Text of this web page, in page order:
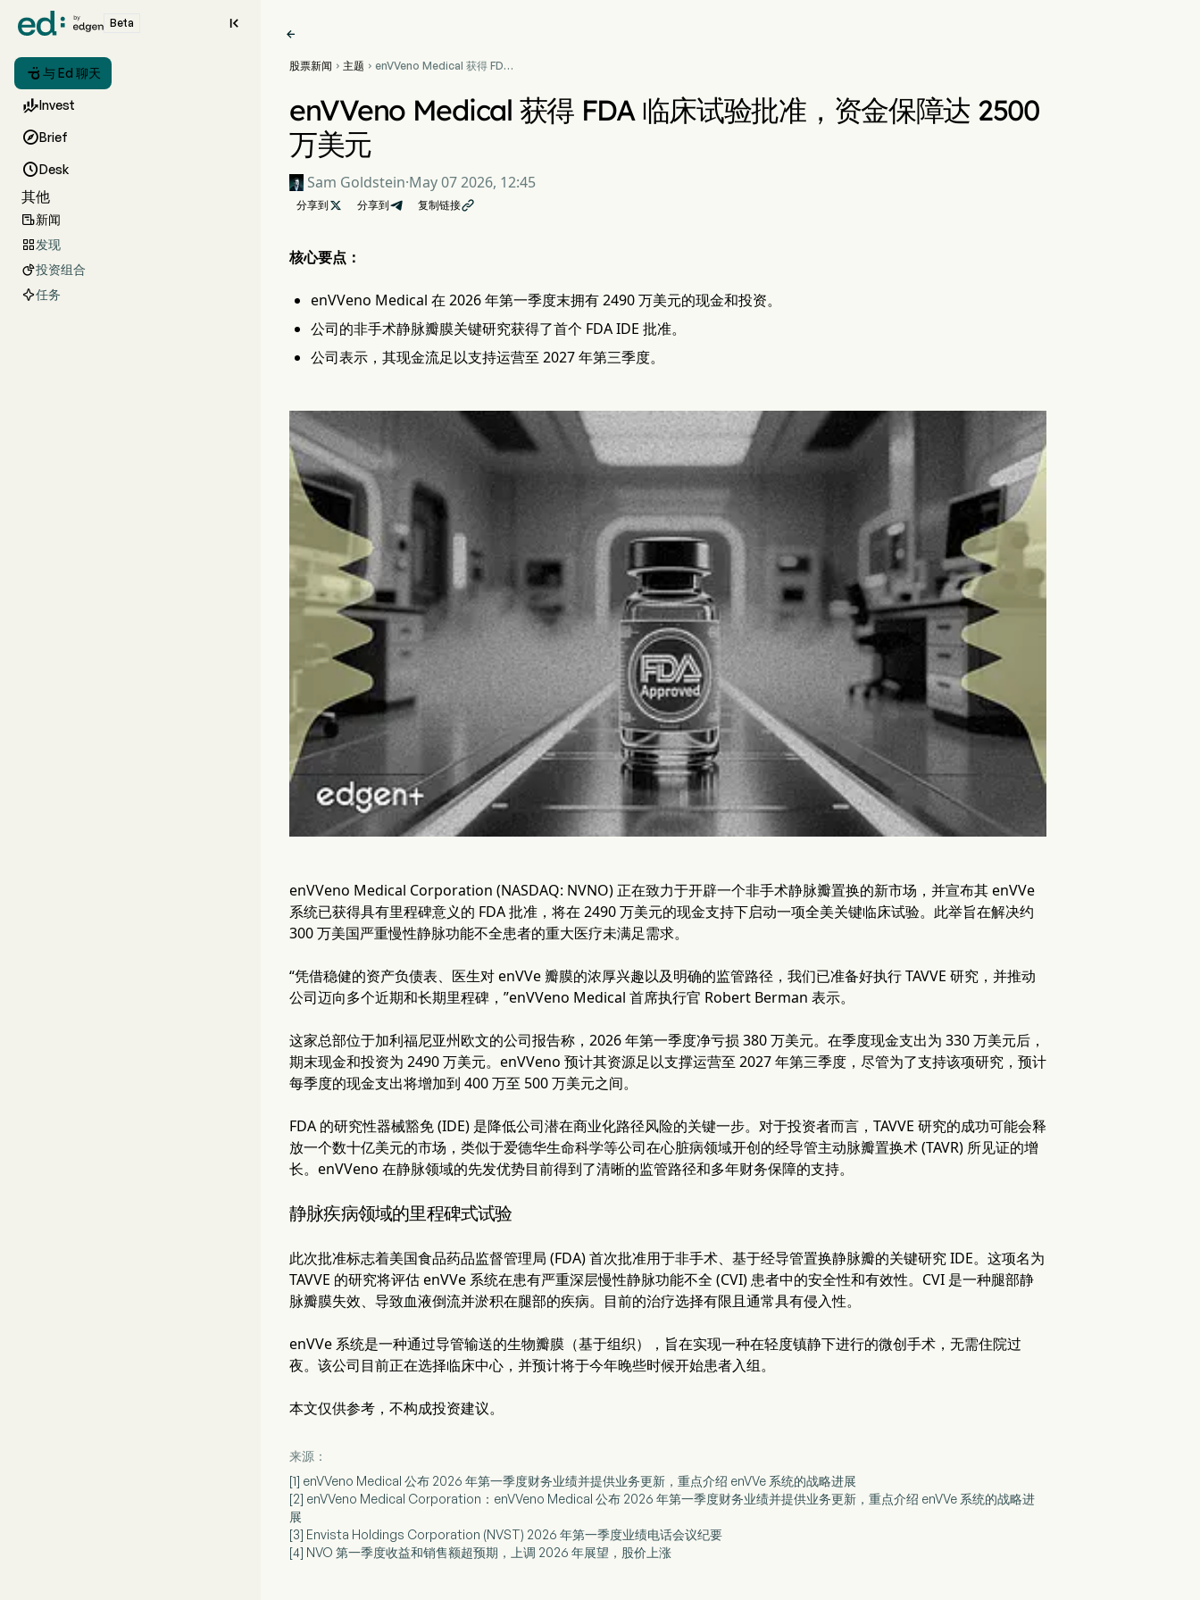
Beta 
 与 Ed 聊天
Invest
Brief
Desk
其他
新闻
发现
投资组合
任务

股票新闻  主题  enVVeno Medical 获得 FDA
enVVeno Medical 获得 FDA 临床试验批准，资金保障达 2500
万美元
Sam Goldstein·May 07 2026, 12:45
分享到  分享到 复制链接
核心要点：
enVVeno Medical 在 2026 年第一季度末拥有 2490 万美元的现金和投资。
公司的非手术静脉瓣膜关键研究获得了首个 FDA IDE 批准。
公司表示，其现金流足以支持运营至 2027 年第三季度。
enVVeno Medical Corporation (NASDAQ: NVNO) 正在致力于开辟一个非手术静脉瓣置换的新市场，并宣布其 enVVe
系统已获得具有里程碑意义的 FDA 批准，将在 2490 万美元的现金支持下启动一项全美关键临床试验。此举旨在解决约
300 万美国严重慢性静脉功能不全患者的重大医疗未满足需求。
“凭借稳健的资产负债表、医生对 enVVe 瓣膜的浓厚兴趣以及明确的监管路径，我们已准备好执行 TAVVE 研究，并推动
公司迈向多个近期和长期里程碑，”enVVeno Medical 首席执行官 Robert Berman 表示。
这家总部位于加利福尼亚州欧文的公司报告称，2026 年第一季度净亏损 380 万美元。在季度现金支出为 330 万美元后，
期末现金和投资为 2490 万美元。enVVeno 预计其资源足以支撑运营至 2027 年第三季度，尽管为了支持该项研究，预计
每季度的现金支出将增加到 400 万至 500 万美元之间。
FDA 的研究性器械豁免 (IDE) 是降低公司潜在商业化路径风险的关键一步。对于投资者而言，TAVVE 研究的成功可能会释
放一个数十亿美元的市场，类似于爱德华生命科学等公司在心脏病领域开创的经导管主动脉瓣置换术 (TAVR) 所见证的增
长。enVVeno 在静脉领域的先发优势目前得到了清晰的监管路径和多年财务保障的支持。
静脉疾病领域的里程碑式试验
此次批准标志着美国食品药品监督管理局 (FDA) 首次批准用于非手术、基于经导管置换静脉瓣的关键研究 IDE。这项名为
TAVVE 的研究将评估 enVVe 系统在患有严重深层慢性静脉功能不全 (CVI) 患者中的安全性和有效性。CVI 是一种腿部静
脉瓣膜失效、导致血液倒流并淤积在腿部的疾病。目前的治疗选择有限且通常具有侵入性。
enVVe 系统是一种通过导管输送的生物瓣膜（基于组织），旨在实现一种在轻度镇静下进行的微创手术，无需住院过
夜。该公司目前正在选择临床中心，并预计将于今年晚些时候开始患者入组。
本文仅供参考，不构成投资建议。
来源：
[1] enVVeno Medical 公布 2026 年第一季度财务业绩并提供业务更新，重点介绍 enVVe 系统的战略进展
[2] enVVeno Medical Corporation：enVVeno Medical 公布 2026 年第一季度财务业绩并提供业务更新，重点介绍 enVVe 系统的战略进
展
[3] Envista Holdings Corporation (NVST) 2026 年第一季度业绩电话会议纪要
[4] NVO 第一季度收益和销售额超预期，上调 2026 年展望，股价上涨